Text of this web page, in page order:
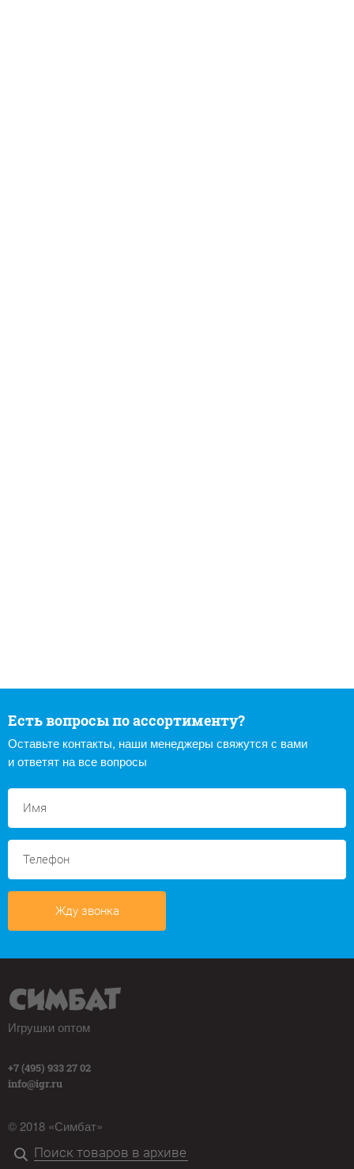
Есть вопросы по ассортименту?
Оставьте контакты, наши менеджеры свяжутся с вами
и ответят на все вопросы
Жду звонка
Игрушки оптом
+7 (495) 933 27 02
info@igr.ru
© 2018 «Симбат»